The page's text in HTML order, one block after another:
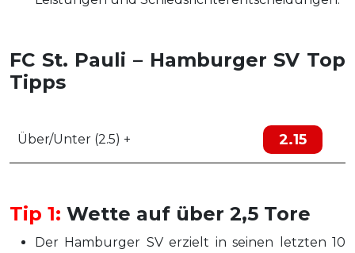
FC St. Pauli – Hamburger SV Top
Tipps
Über/Unter (2.5) + 2.15
Tip 1: Wette auf über 2,5 Tore
Der Hamburger SV erzielt in seinen letzten 10